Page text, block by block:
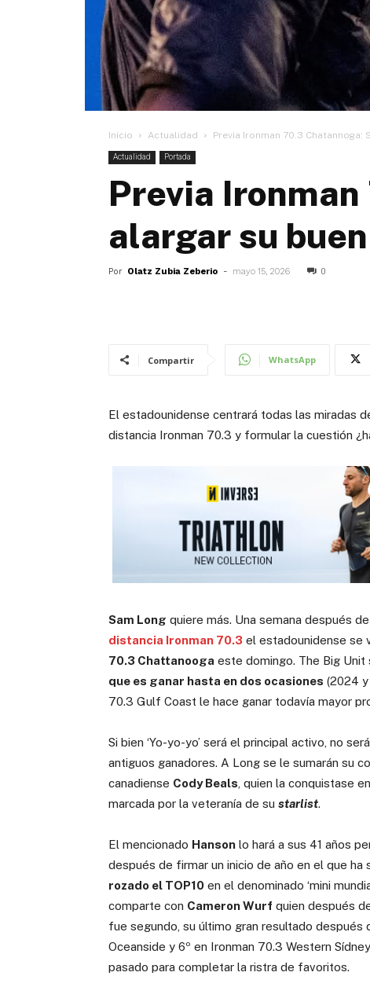
Inicio Actualidad Previa Ironman 70.3 Chatannoga:
Actualidad Portada
Previa
alargar su
Por Olatz Zubia Zeberio - mayo 15, 2026 0
Compartir WhatsApp
El estadounidense centrará todas las miradas
distancia Ironman 70.3 y formular la cuestión
Sam Long quiere más. Una semana después
distancia Ironman 70.3 el estadounidense se
70.3 Chattanooga este domingo. The Big
que es ganar hasta en dos ocasiones (2024 y
70.3 Gulf Coast le hace ganar todavía mayor
Si bien ‘Yo-yo-yo’ será el principal activo, no
antiguos ganadores. A Long se le sumarán su
canadiense Cody Beals , quien la conquistase
marcada por la veteranía de su starlist.
El mencionado Hanson lo hará a sus 41 años
después de firmar un inicio de año en el que ha
rozado el TOP10 en el denominado ‘mini
comparte con Cameron Wurf quien después
fue segundo, su último gran resultado después
Oceanside y 6º en Ironman 70.3 Western
pasado para completar la ristra de favoritos.